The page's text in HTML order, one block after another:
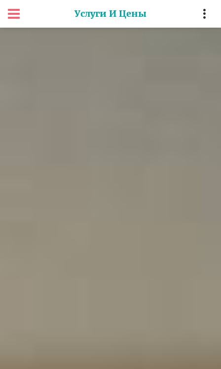
Услуги И Цены